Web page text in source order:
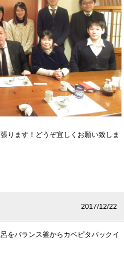
ります！どうぞ宜しくお願い致しま
2017/12/22
をバランス釜からカベピタパックイ